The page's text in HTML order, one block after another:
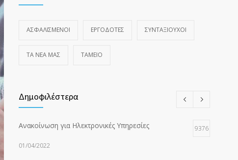
ΑΣΦΑΛΙΣΜΕΝΟΙ ΕΡΓΟΔΟΤΕΣ ΣΥΝΤΑΞΙΟΥΧΟΙ
ΤΑ ΝΈΑ ΜΑΣ ΤΑΜΕΙΟ
Δημοφιλέστερα
Ανακοίνωση για Ηλεκτρονικές Υπηρεσίες 9376
01/04/2022